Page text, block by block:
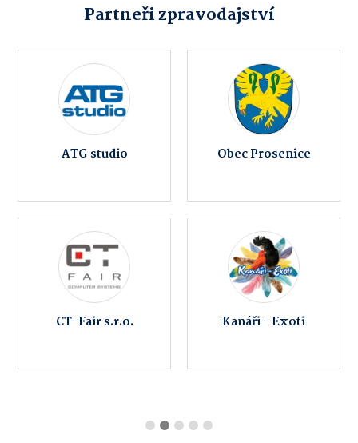
Partneři zpravodajství
ATG studio Obec Prosenice
CT-Fair s.r.o. Kanáři - Exoti